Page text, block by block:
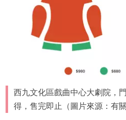
西九文化區戲曲中心大劇院，
得，售完即止（圖片來源：有關